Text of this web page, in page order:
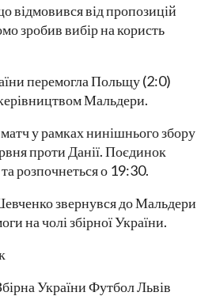
відмовився від пропозицій
зробив вибір на користь
перемогла Польщу (2:0)
Мальдери.
у рамках нинішнього збору
проти Данії. Поєдинок
розпочнеться о 19:30.
звернувся до Мальдери
на чолі збірної України.
України Футбол Львів